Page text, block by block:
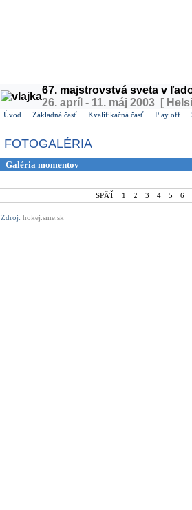
67. majstrovstvá sveta v
26. apríl - 11. máj 2003 [
Úvod Základná časť Kvalifikačná časť Play off
FOTOGALÉRIA
Galéria momentov
SPÄŤ 1 2 3 4 5 6
Zdroj: hokej.sme.sk